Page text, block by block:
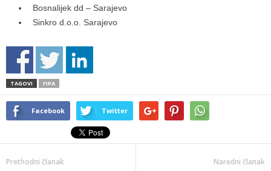
Bosnalijek dd – Sarajevo
Sinkro d.o.o. Sarajevo
TAGOVI FIPA
Facebook Twitter
Prethodni članak Naredni članak